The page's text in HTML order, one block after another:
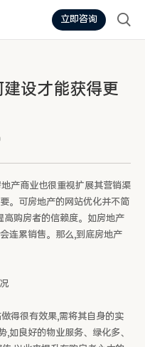
立即咨询
设才能获得更
商业也很重视扩展其营销渠
。可房地产的网站优化并不简
高购房者的信赖度。如房地产
连累销售。那么,到底房地产
很有效果,需将其自身的实
如良好的物业服务、绿化多、